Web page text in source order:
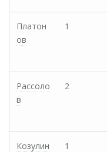
Платон
ов
1
Рассоло
в
2
Козулин 1